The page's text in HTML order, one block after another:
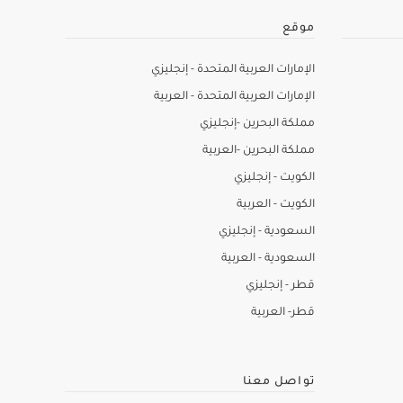
موقع
الإمارات العربية المتحدة - إنجليزي
الإمارات العربية المتحدة - العربية
مملكة البحرين -إنجليزي
مملكة البحرين -العربية
الكويت - إنجليزي
الكويت - العربية
السعودية - إنجليزي
السعودية - العربية
قطر - إنجليزي
قطر- العربية
تواصل معنا